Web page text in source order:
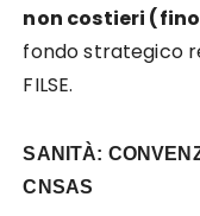
non costieri
fondo strategico
FILSE.
SANITÀ:
CNSAS